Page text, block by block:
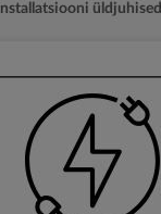
Installatsiooni üldjuhised